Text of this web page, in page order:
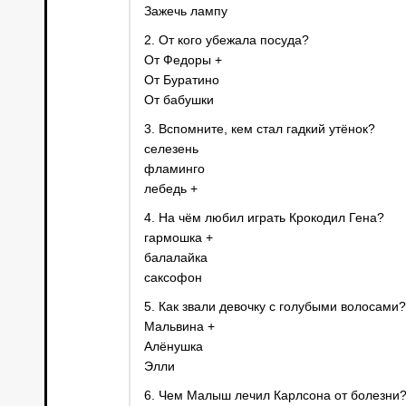
Зажечь лампу
2. От кого убежала посуда?
От Федоры +
От Буратино
От бабушки
3. Вспомните, кем стал гадкий утёнок?
селезень
фламинго
лебедь +
4. На чём любил играть Крокодил Гена?
гармошка +
балалайка
саксофон
5. Как звали девочку с голубыми волосами?
Мальвина +
Алёнушка
Элли
6. Чем Малыш лечил Карлсона от болезни?